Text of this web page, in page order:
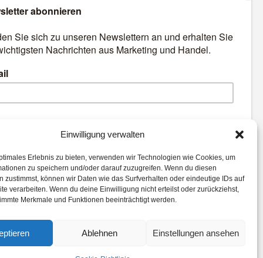
Einwilligung verwalten
Erlebnis zu bieten, verwenden wir Technologien wie Cookies, um
zu speichern und/oder darauf zuzugreifen. Wenn du diesen
zustimmst, können wir Daten wie das Surfverhalten oder eindeutige IDs auf
verarbeiten. Wenn du deine Einwilligung nicht erteilst oder zurückziehst,
Merkmale und Funktionen beeinträchtigt werden.
Ablehnen Einstellungen ansehen
Best Retail Cases: Die
besten Lösungen für Händler
Payment
POS Connect
Intelligenz
Commerce
Analytics
eCommerce